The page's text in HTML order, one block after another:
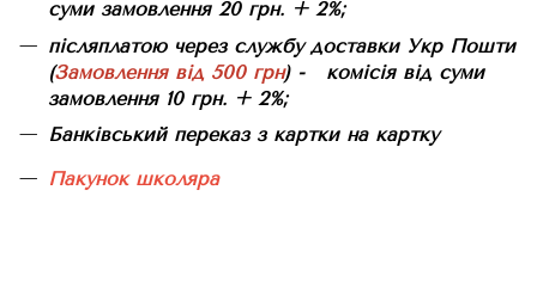
суми замовлення 20 грн. + 2%;
післяплатою через службу доставки Укр Пошти
(Замовлення від 500 грн) - комісія від суми
замовлення 10 грн. + 2%;
Банківський переказ з картки на картку
Пакунок школяра